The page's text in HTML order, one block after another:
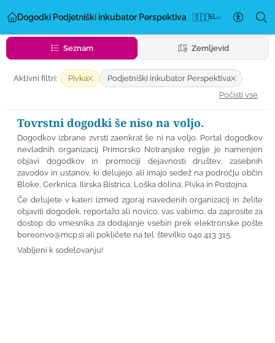
Dogodki Podjetniški inkubator Perspektiva 🇸🇮SL
Seznam Zemljevid
Aktivni filtri: Pivka
Podjetniški inkubator Perspektiva
Počisti vse
Tovrstni dogodki še niso na voljo.
Dogodkov izbrane zvrsti zaenkrat še ni na voljo. Portal dogodkov
nevladnih organizacij Primorsko Notranjske regije je namenjen
objavi dogodkov in promociji dejavnosti društev, zasebnih
zavodov in ustanov, ki delujejo ali imajo sedež na področju občin
Bloke, Cerknica, Ilirska Bistrica, Loška dolina, Pivka in Postojna.
Če delujete v kateri izmed zgoraj navedenih organizacij in želite
objaviti dogodek, reportažo ali novico, vas vabimo, da zaprosite za
dostop do vmesnika za dodajanje vsebin prek elektronske pošte
boreonvo@mcp.si ali pokličete na tel. številko 040 413 315.
Vabljeni k sodelovanju!